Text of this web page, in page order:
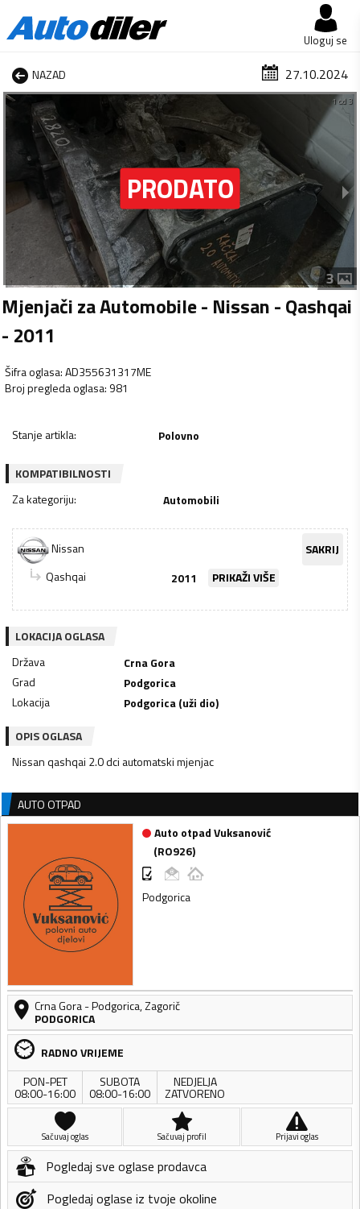
Uloguj se
NAZAD 27.10.2024
1 od 3
3
Mjenjači za Automobile - Nissan - Qashqai
- 2011
Šifra oglasa:AD355631317ME
Broj pregleda oglasa: 981
Stanje artikla: Polovno
KOMPATIBILNOSTI
Za kategoriju: Automobili
Nissan
SAKRIJ
Qashqai
2011 PRIKAŽI VIŠE
LOKACIJA OGLASA
Država
Crna Gora
Grad
Podgorica
Lokacija
Podgorica (uži dio)
OPIS OGLASA
Nissan qashqai 2.0 dci automatski mjenjac
AUTO OTPAD
Auto otpad Vuksanović
(RO926)
Podgorica
Crna Gora-Podgorica,Zagorič
PODGORICA
RADNO VRIJEME
PON-PET
08:00-16:00
SUBOTA
08:00-16:00
NEDJELJA
ZATVORENO
Sačuvaj oglas Sačuvaj profil Prijavi oglas
Pogledaj sve oglase prodavca
Pogledaj oglase iz tvoje okoline